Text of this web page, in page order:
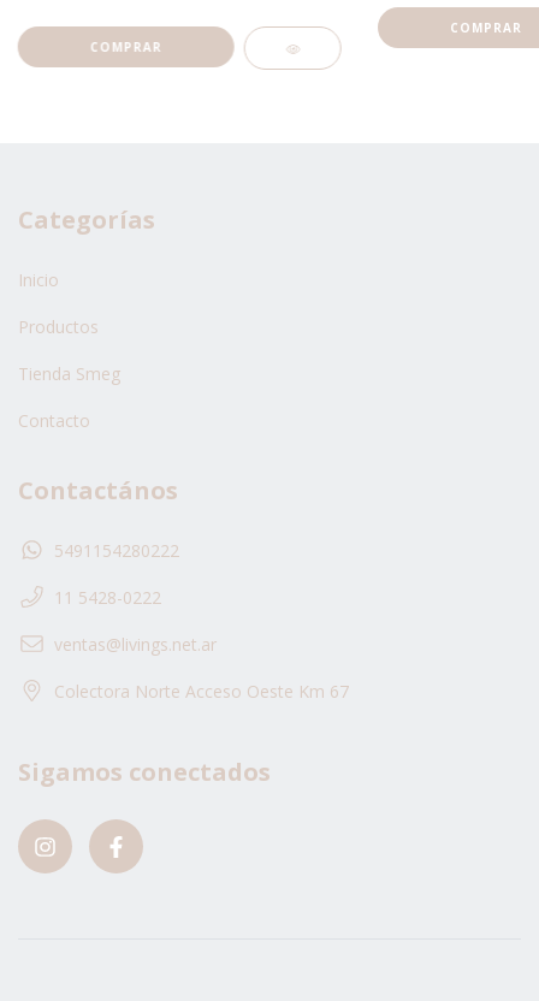
Categorías
Inicio
Productos
Tienda Smeg
Contacto
Contactános
5491154280222
11 5428-0222
ventas@livings.net.ar
Colectora Norte Acceso Oeste Km 67
Sigamos conectados